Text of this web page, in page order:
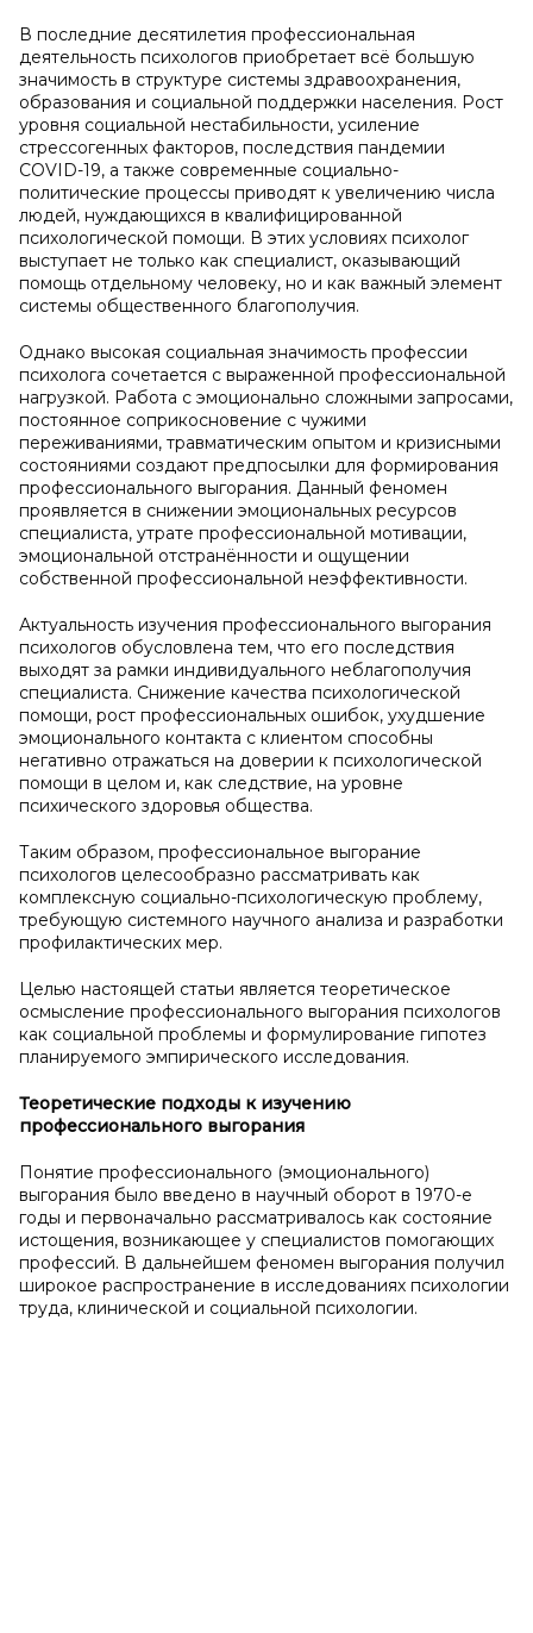
В последние десятилетия профессиональная
деятельность психологов приобретает всё большую
значимость в структуре системы здравоохранения,
образования и социальной поддержки населения. Рост
уровня социальной нестабильности, усиление
стрессогенных факторов, последствия пандемии
COVID-19, а также современные социально-
политические процессы приводят к увеличению числа
людей, нуждающихся в квалифицированной
психологической помощи. В этих условиях психолог
выступает не только как специалист, оказывающий
помощь отдельному человеку, но и как важный элемент
системы общественного благополучия.
Однако высокая социальная значимость профессии
психолога сочетается с выраженной профессиональной
нагрузкой. Работа с эмоционально сложными запросами,
постоянное соприкосновение с чужими
переживаниями, травматическим опытом и кризисными
состояниями создают предпосылки для формирования
профессионального выгорания. Данный феномен
проявляется в снижении эмоциональных ресурсов
специалиста, утрате профессиональной мотивации,
эмоциональной отстранённости и ощущении
собственной профессиональной неэффективности.
Актуальность изучения профессионального выгорания
психологов обусловлена тем, что его последствия
выходят за рамки индивидуального неблагополучия
специалиста. Снижение качества психологической
помощи, рост профессиональных ошибок, ухудшение
эмоционального контакта с клиентом способны
негативно отражаться на доверии к психологической
помощи в целом и, как следствие, на уровне
психического здоровья общества.
Таким образом, профессиональное выгорание
психологов целесообразно рассматривать как
комплексную социально-психологическую проблему,
требующую системного научного анализа и разработки
профилактических мер.
Целью настоящей статьи является теоретическое
осмысление профессионального выгорания психологов
как социальной проблемы и формулирование гипотез
планируемого эмпирического исследования.
Теоретические подходы к изучению
профессионального выгорания
Понятие профессионального (эмоционального)
выгорания было введено в научный оборот в 1970-е
годы и первоначально рассматривалось как состояние
истощения, возникающее у специалистов помогающих
профессий. В дальнейшем феномен выгорания получил
широкое распространение в исследованиях психологии
труда, клинической и социальной психологии.